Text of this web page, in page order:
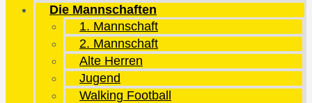
Die Mannschaften
1. Mannschaft
2. Mannschaft
Alte Herren
Jugend
Walking Football